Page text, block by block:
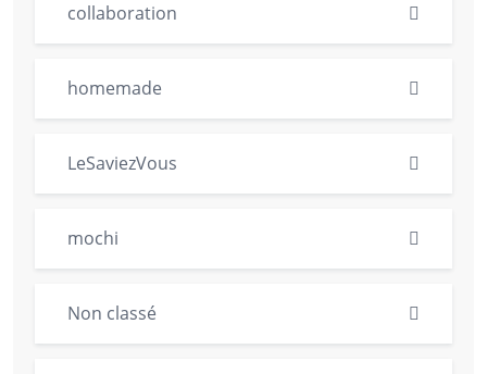
collaboration
homemade
LeSaviezVous
mochi
Non classé